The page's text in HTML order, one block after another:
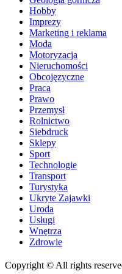
Hobby
Imprezy
Marketing i reklama
Moda
Motoryzacja
Nieruchomości
Obcojęzyczne
Praca
Prawo
Przemysł
Rolnictwo
Siebdruck
Sklepy
Sport
Technologie
Transport
Turystyka
Ukryte Zajawki
Uroda
Usługi
Wnętrza
Zdrowie
Copyright © All rights